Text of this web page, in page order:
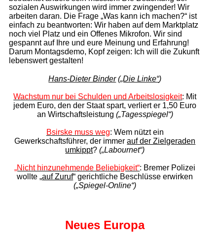
sozialen Auswirkungen wird immer zwingender! Wir
arbeiten daran. Die Frage „Was kann ich machen?“ ist
einfach zu beantworten: Wir haben auf dem Marktplatz
noch viel Platz und ein Offenes Mikrofon. Wir sind
gespannt auf Ihre und eure Meinung und Erfahrung!
Darum Montagsdemo, Kopf zeigen: Ich will die Zukunft
lebenswert gestalten!
Hans-Dieter Binder(„Die Linke“)
Wachstum nur bei Schulden und Arbeitslosigkeit: Mit
jedem Euro, den der Staat spart, verliert er 1,50 Euro
an Wirtschaftsleistung („Tagesspiegel“)
Bsirske muss weg: Wem nützt ein
Gewerkschaftsführer, der immerauf der Zielgeraden
umkippt?(„Labournet“)
„Nicht hinzunehmende Beliebigkeit“: Bremer Polizei
wollte „auf Zuruf“gerichtliche Beschlüsse erwirken
(„Spiegel-Online“)
Neues Europa